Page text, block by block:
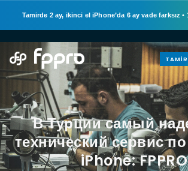
Tamirde 2 ay, ikinci el iPhone’da 6 ay vade farksız •
В Турции самый
технический сервис
iPhone: FPPRO